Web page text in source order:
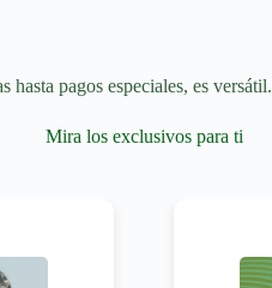
pagos especiales, es versátil.
Mira los exclusivos para ti